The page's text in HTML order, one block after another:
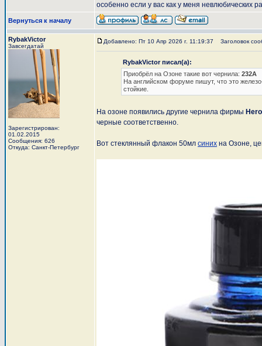
особенно если у вас как у меня невлюбических
Вернуться к началу
RybakVictor
Завсегдатай
Зарегистрирован:
01.02.2015
Сообщения: 626
Откуда: Санкт-Петербург
Добавлено: Пт 10 Апр 2026 г. 11:19:37 Заголовок
RybakVictor писал(а):
Приобрёл на Озоне такие вот чернила: 232А
На английском форуме пишут, что это
стойкие.
На озоне появились другие чернила фирмы Hero
черные соответственно.
Вот стеклянный флакон 50мл синих на Озоне,